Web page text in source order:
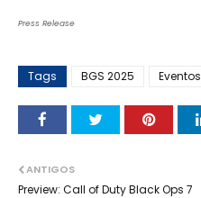
Press Release
Tags BGS 2025 Eventos
ANTIGOS
Preview: Call of Duty Black Ops 7